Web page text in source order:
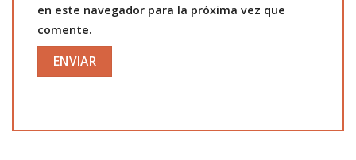
en este navegador para la próxima vez que
comente.